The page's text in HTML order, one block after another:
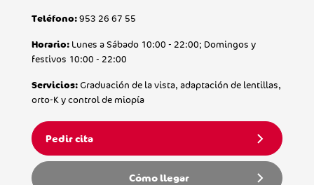
Teléfono:953 26 67 55
Horario:Lunes a Sábado 10:00 - 22:00; Domingos y
festivos 10:00 - 22:00
Servicios:Graduación de la vista, adaptación de lentillas,
orto-K y control de miopía
Pedir cita
Cómo llegar